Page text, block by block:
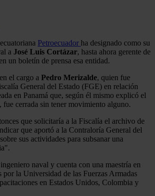
Petroecuador ha designado como su
a José Luis Cortázar, hasta ahora gerente de
un boletín de prensa esa entidad.
el cargo a Pedro Merizalde, quien fue
General del Estado (FGE) en relación
en Panamá que, según él mismo explicó el
fue cerrada sin tener movimiento alguno.
que solicitaría a la Fiscalía el archivo de
que aportó a la Contraloría General del
sus actividades para subsanar una
naval y cuenta con una maestría en
por la Universidad de las Fuerzas Armadas
en Estados Unidos, Colombia y